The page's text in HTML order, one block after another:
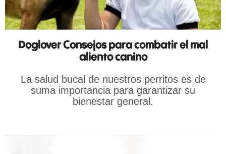
Doglover Consejos para combatir el mal
aliento canino
La salud bucal de nuestros perritos es de
suma importancia para garantizar su
bienestar general.